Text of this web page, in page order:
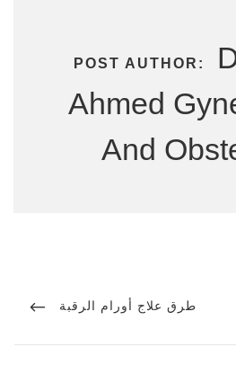
POST AUTHOR:
Ahmed
And
PREVIOUS
طرق علاج أورام الرقبة